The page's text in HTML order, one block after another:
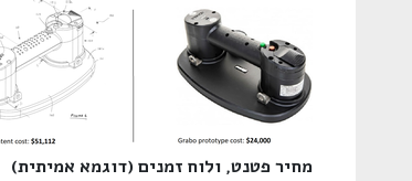
מחיר פטנט, ולוח זמנים (דוגמא אמיתית)‎